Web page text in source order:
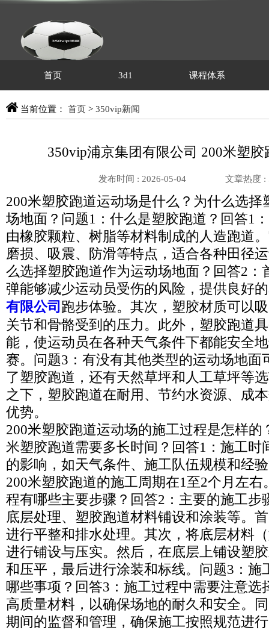
首页 3d1 课程体系
当前位置： 首页 > 350vip新闻
350vip浦京集团有限公司 200米塑
发布时间 : 2026-05-04 文章热度 :
200米塑胶跑道运动场是什么？为什么选择
场地面？问题1：什么是塑胶跑道？回答1
由橡胶颗粒、树脂等材料制成的人造跑道
磨损、吸震、防滑等特点，适合各种田径
么选择塑胶跑道作为运动场地面？回答2：
弹能够减少运动员受伤的风险，提供良好的
有限公司 跑步体验。其次，塑胶材质可以
关节和骨骼受到的压力。此外，塑胶跑道
能，使运动员在各种天气条件下都能安全
赛。问题3：有没有其他类型的运动场地面
了塑胶跑道，还有天然草坪和人工草坪等
之下，塑胶跑道在耐用、节约水资源、成
优势。
200米塑胶跑道运动场的施工过程是怎样的
米塑胶跑道需要多长时间？回答1：施工时
的影响，如天气条件、施工队伍规模和经
200米塑胶跑道的施工周期在1至2个月左右
程有哪些主要步骤？回答2：主要的施工步
底层处理、塑胶跑道材料铺设和涂装等。
进行平整和排水处理。其次，将底层材料
进行铺设与压实。然后，在底层上铺设塑
和压平，最后进行涂装和标线。问题3：施
哪些事项？回答3：施工过程中需要注意选
高质量材料，以确保场地的耐久和安全。
期间的监督和管理，确保施工按照规范进